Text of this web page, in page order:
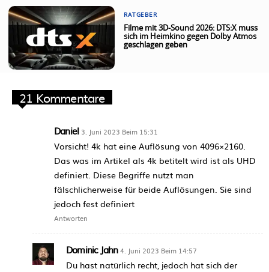
RATGEBER
Filme mit 3D-Sound 2026: DTS:X muss
sich im Heimkino gegen Dolby Atmos
geschlagen geben
21 Kommentare
Daniel 3. Juni 2023 Beim 15:31
Vorsicht! 4k hat eine Auflösung von 4096×2160.
Das was im Artikel als 4k betitelt wird ist als UHD
definiert. Diese Begriffe nutzt man
fälschlicherweise für beide Auflösungen. Sie sind
jedoch fest definiert
Antworten
Dominic Jahn 4. Juni 2023 Beim 14:57
Du hast natürlich recht, jedoch hat sich der